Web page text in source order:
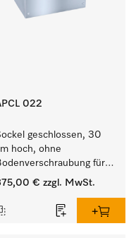
022
geschlossen, 30
hoch, ohne
für
ergonomisches Be-
und
€ zzgl. MwSt.